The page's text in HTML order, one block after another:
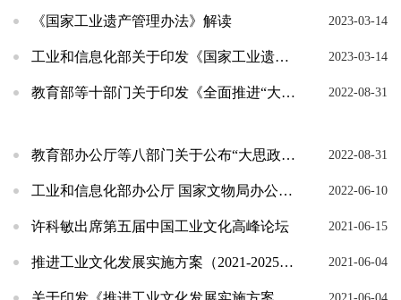
《国家工业遗产管理办法》解读 2023-03-14
工业和信息化部关于印发《国家工业遗产管理办法》的通知 2023-03-14
教育部等十部门关于印发《全面推进“大思政课”建设的工作方案》的通知 2022-08-31
教育部办公厅等八部门关于公布“大思政课”实践教学基地名单的通知 2022-08-31
工业和信息化部办公厅 国家文物局办公室关于开展工业类博物馆调查摸底工作的通知 2022-06-10
许科敏出席第五届中国工业文化高峰论坛 2021-06-15
推进工业文化发展实施方案（2021-2025年）解读 2021-06-04